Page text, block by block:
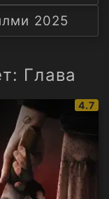
А 2025
Глава
IMDb
4.7